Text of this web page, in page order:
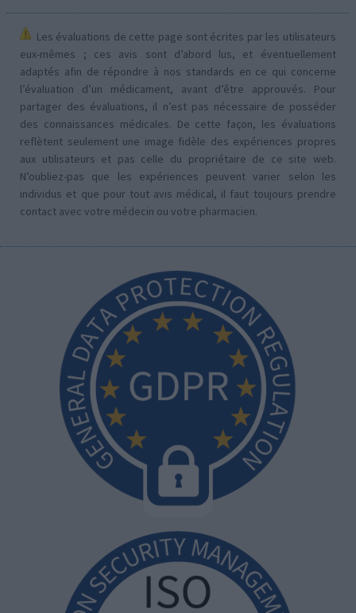
Les évaluations de cette page sont écrites par les utilisateurs
eux-mêmes ; ces avis sont d’abord lus, et éventuellement
adaptés afin de répondre à nos standards en ce qui concerne
l’évaluation d’un médicament, avant d’être approuvés. Pour
partager des évaluations, il n’est pas nécessaire de posséder
des connaissances médicales. De cette façon, les évaluations
reflètent seulement une image fidèle des expériences propres
aux utilisateurs et pas celle du propriétaire de ce site web.
N’oubliez-pas que les expériences peuvent varier selon les
individus et que pour tout avis médical, il faut toujours prendre
contact avec votre médecin ou votre pharmacien.